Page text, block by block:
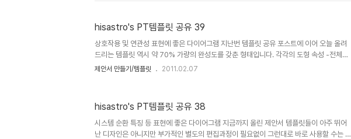
hisastro's PT템플릿 공유 39
상호작용 및 연관성 표현에 좋은 다이어그램 지난번 템플릿 공유 포스트에 이어 오늘 올려
드리는 템플릿 역시 약 70% 가량의 완성도를 갖춘 형태입니다. 각각의 도형 속성 -전체를
그룹으로 묶었을 경우는 개체 속성에서- 에서 3차원 편집 기능을 활용하여 이렇게 저렇게
겠습니다. 제 생각인데요, 세상이 어지럽고 힘든 이유는 단절을 원하는 악의 헤게모니가 근
원적 원인 아닌가 생각합니다. 그래서 이기적인 생각이 발현되고 그것이 반복적으로 파생되
면서 연쇄 ..
제안서 만들기/템플릿 2011.02.07
hisastro's PT템플릿 공유 38
시스템 순환 특징 등 표현에 좋은 다이어그램 지금까지 올린 제안서 템플릿들이 아주 뛰어
난 디자인은 아니지만 부가적인 별도의 편집과정이 필요없이 그런대로 바로 사용할 수는 있